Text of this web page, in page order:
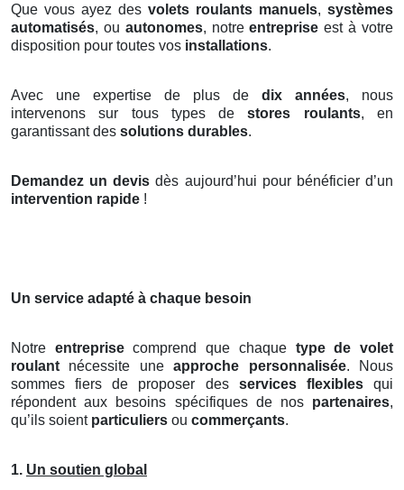
Que vous ayez des volets roulants manuels, systèmes
automatisés, ou autonomes, notreentreprise est à votre
disposition pour toutes vos installations.
Avec une expertise de plus de dix années, nous
intervenons sur tous types destores roulants, en
garantissant des solutions durables.
Demandez un devis dès aujourd’hui pour bénéficier d’un
intervention rapide !
Un service adapté à chaque besoin
Notre entreprisecomprend que chaque type de volet
roulant nécessite uneapproche personnalisée. Nous
sommes fiers de proposer des services flexiblesqui
répondent aux besoins spécifiques de nos partenaires,
qu’ils soient particuliers ou commerçants.
1. Un soutien global